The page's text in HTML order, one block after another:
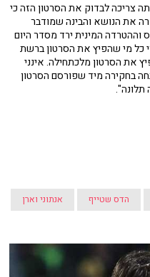
צריכה לבדוק את הסרטון הזה כי
את הנושא והבינה שמודבר
המינית ירד מסדר היום
כל מי שהפיץ את הסרטון ברשת
את הסרטון מלכתחילה. אינני
בחקירה מיד שפורסם הסרטון
הדס שטייף אנתוני וארן